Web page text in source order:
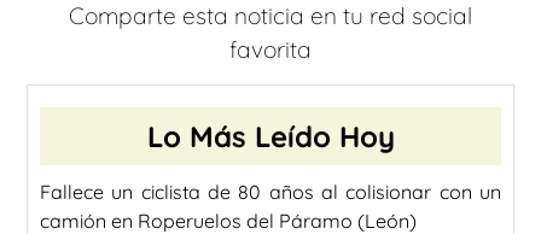
Comparte esta noticia en tu red social
favorita
Lo Más Leído Hoy
Fallece un ciclista de 80 años al colisionar con un
camión en Roperuelos del Páramo (León)